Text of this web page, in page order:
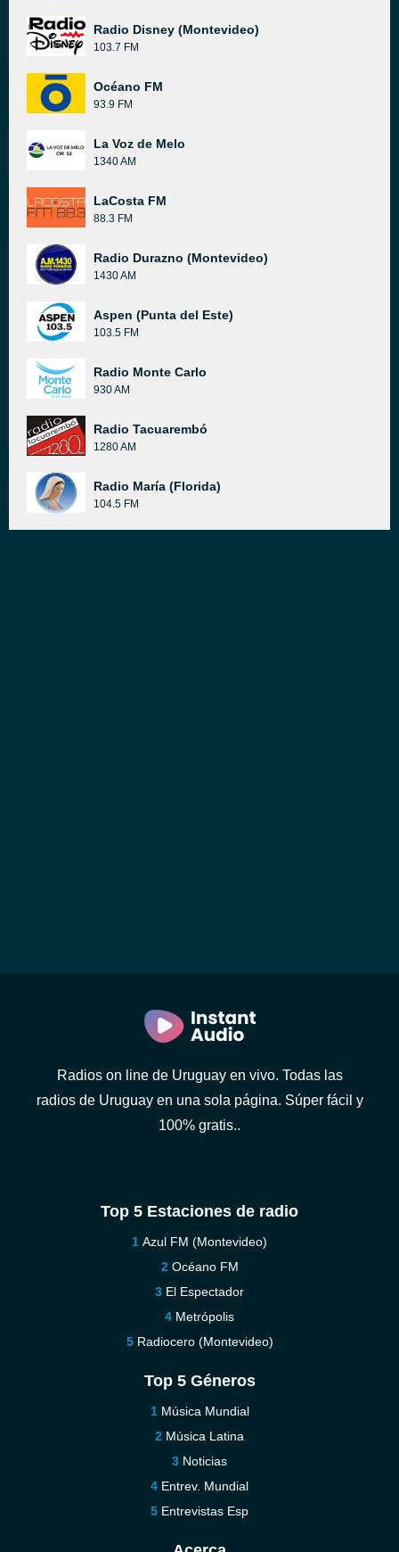
Radio Disney (Montevideo)
103.7 FM
Océano FM
93.9 FM
La Voz de Melo
1340 AM
LaCosta FM
88.3 FM
Radio Durazno (Montevideo)
1430 AM
Aspen (Punta del Este)
103.5 FM
Radio Monte Carlo
930 AM
Radio Tacuarembó
1280 AM
Radio María (Florida)
104.5 FM
Radios on line de Uruguay en vivo. Todas las
radios de Uruguay en una sola página. Súper fácil y
100% gratis..
Top 5 Estaciones de radio
Azul FM (Montevideo)
Océano FM
El Espectador
Metrópolis
Radiocero (Montevideo)
Top 5 Géneros
Música Mundial
Música Latina
Noticias
Entrev. Mundial
Entrevistas Esp